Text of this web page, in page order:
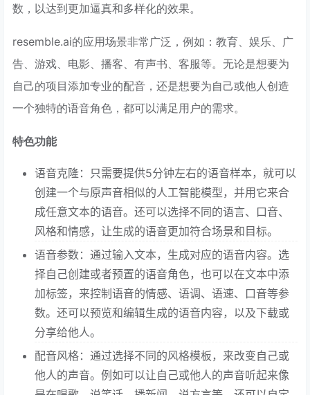
数，以达到更加逼真和多样化的效果。
resemble.ai的应用场景非常广泛，例如：教育、娱乐、广
告、游戏、电影、播客、有声书、客服等。无论是想要为
自己的项目添加专业的配音，还是想要为自己或他人创造
一个独特的语音角色，都可以满足用户的需求。
特色功能
语音克隆：只需要提供5分钟左右的语音样本，就可以
创建一个与原声音相似的人工智能模型，并用它来合
成任意文本的语音。还可以选择不同的语言、口音、
风格和情感，让生成的语音更加符合场景和目标。
语音参数：通过输入文本，生成对应的语音内容。选
择自己创建或者预置的语音角色，也可以在文本中添
加标签，来控制语音的情感、语调、语速、口音等参
数。还可以预览和编辑生成的语音内容，以及下载或
分享给他人。
配音风格：通过选择不同的风格模板，来改变自己或
他人的声音。例如可以让自己或他人的声音听起来像